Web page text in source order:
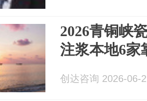
2026青铜峡
注浆本地6家
创达咨询 2026-06-